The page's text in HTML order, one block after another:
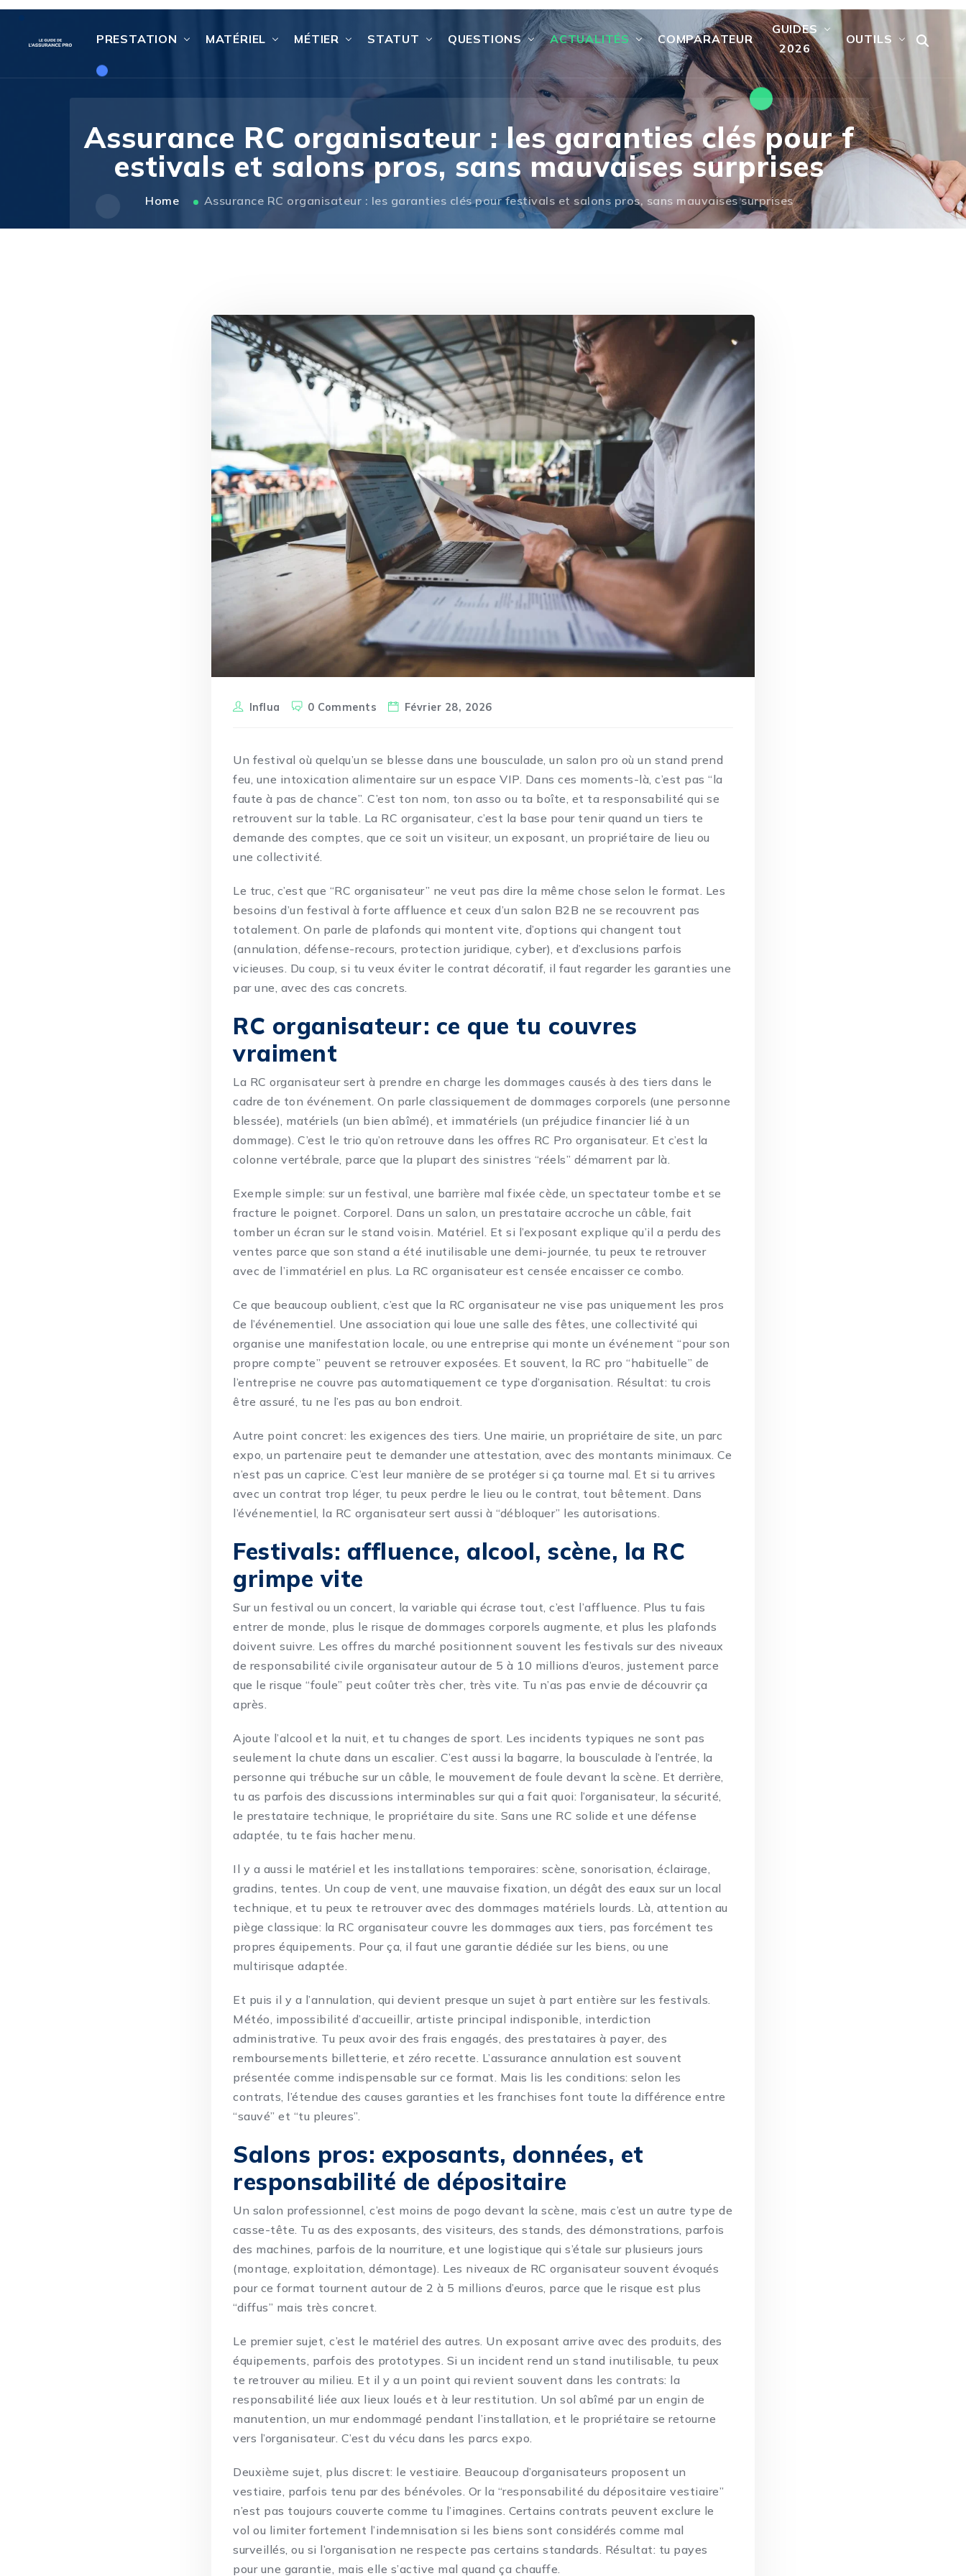
PRESTATION MATÉRIEL MÉTIER STATUT QUESTIONS ACTUALITÉS COMPARATEUR
GUIDES
2026
OUTILS
Assurance RC organisateur : les garanties clés pour f
estivals et salons pros, sans mauvaises surprises
Home Assurance RC organisateur : les garanties clés pour festivals et salons pros, sans mauvaises surprises
Influa 0 Comments Février 28, 2026
Un festival où quelqu’un se blesse dans une bousculade, un salon pro où un stand prend
feu, une intoxication alimentaire sur un espace VIP. Dans ces moments-là, c’est pas “la
faute à pas de chance”. C’est ton nom, ton asso ou ta boîte, et ta responsabilité qui se
retrouvent sur la table. La RC organisateur, c’est la base pour tenir quand un tiers te
demande des comptes, que ce soit un visiteur, un exposant, un propriétaire de lieu ou
une collectivité.
Le truc, c’est que “RC organisateur” ne veut pas dire la même chose selon le format. Les
besoins d’un festival à forte affluence et ceux d’un salon B2B ne se recouvrent pas
totalement. On parle de plafonds qui montent vite, d’options qui changent tout
(annulation, défense-recours, protection juridique, cyber), et d’exclusions parfois
vicieuses. Du coup, si tu veux éviter le contrat décoratif, il faut regarder les garanties une
par une, avec des cas concrets.
RC organisateur: ce que tu couvres
vraiment
La RC organisateur sert à prendre en charge les dommages causés à des tiers dans le
cadre de ton événement. On parle classiquement de dommages corporels (une personne
blessée), matériels (un bien abîmé), et immatériels (un préjudice financier lié à un
dommage). C’est le trio qu’on retrouve dans les offres RC Pro organisateur. Et c’est la
colonne vertébrale, parce que la plupart des sinistres “réels” démarrent par là.
Exemple simple: sur un festival, une barrière mal fixée cède, un spectateur tombe et se
fracture le poignet. Corporel. Dans un salon, un prestataire accroche un câble, fait
tomber un écran sur le stand voisin. Matériel. Et si l’exposant explique qu’il a perdu des
ventes parce que son stand a été inutilisable une demi-journée, tu peux te retrouver
avec de l’immatériel en plus. La RC organisateur est censée encaisser ce combo.
Ce que beaucoup oublient, c’est que la RC organisateur ne vise pas uniquement les pros
de l’événementiel. Une association qui loue une salle des fêtes, une collectivité qui
organise une manifestation locale, ou une entreprise qui monte un événement “pour son
propre compte” peuvent se retrouver exposées. Et souvent, la RC pro “habituelle” de
l’entreprise ne couvre pas automatiquement ce type d’organisation. Résultat: tu crois
être assuré, tu ne l’es pas au bon endroit.
Autre point concret: les exigences des tiers. Une mairie, un propriétaire de site, un parc
expo, un partenaire peut te demander une attestation, avec des montants minimaux. Ce
n’est pas un caprice. C’est leur manière de se protéger si ça tourne mal. Et si tu arrives
avec un contrat trop léger, tu peux perdre le lieu ou le contrat, tout bêtement. Dans
l’événementiel, la RC organisateur sert aussi à “débloquer” les autorisations.
Festivals: affluence, alcool, scène, la RC
grimpe vite
Sur un festival ou un concert, la variable qui écrase tout, c’est l’affluence. Plus tu fais
entrer de monde, plus le risque de dommages corporels augmente, et plus les plafonds
doivent suivre. Les offres du marché positionnent souvent les festivals sur des niveaux
de responsabilité civile organisateur autour de 5 à 10 millions d’euros, justement parce
que le risque “foule” peut coûter très cher, très vite. Tu n’as pas envie de découvrir ça
après.
Ajoute l’alcool et la nuit, et tu changes de sport. Les incidents typiques ne sont pas
seulement la chute dans un escalier. C’est aussi la bagarre, la bousculade à l’entrée, la
personne qui trébuche sur un câble, le mouvement de foule devant la scène. Et derrière,
tu as parfois des discussions interminables sur qui a fait quoi: l’organisateur, la sécurité,
le prestataire technique, le propriétaire du site. Sans une RC solide et une défense
adaptée, tu te fais hacher menu.
Il y a aussi le matériel et les installations temporaires: scène, sonorisation, éclairage,
gradins, tentes. Un coup de vent, une mauvaise fixation, un dégât des eaux sur un local
technique, et tu peux te retrouver avec des dommages matériels lourds. Là, attention au
piège classique: la RC organisateur couvre les dommages aux tiers, pas forcément tes
propres équipements. Pour ça, il faut une garantie dédiée sur les biens, ou une
multirisque adaptée.
Et puis il y a l’annulation, qui devient presque un sujet à part entière sur les festivals.
Météo, impossibilité d’accueillir, artiste principal indisponible, interdiction
administrative. Tu peux avoir des frais engagés, des prestataires à payer, des
remboursements billetterie, et zéro recette. L’assurance annulation est souvent
présentée comme indispensable sur ce format. Mais lis les conditions: selon les
contrats, l’étendue des causes garanties et les franchises font toute la différence entre
“sauvé” et “tu pleures”.
Salons pros: exposants, données, et
responsabilité de dépositaire
Un salon professionnel, c’est moins de pogo devant la scène, mais c’est un autre type de
casse-tête. Tu as des exposants, des visiteurs, des stands, des démonstrations, parfois
des machines, parfois de la nourriture, et une logistique qui s’étale sur plusieurs jours
(montage, exploitation, démontage). Les niveaux de RC organisateur souvent évoqués
pour ce format tournent autour de 2 à 5 millions d’euros, parce que le risque est plus
“diffus” mais très concret.
Le premier sujet, c’est le matériel des autres. Un exposant arrive avec des produits, des
équipements, parfois des prototypes. Si un incident rend un stand inutilisable, tu peux
te retrouver au milieu. Et il y a un point qui revient souvent dans les contrats: la
responsabilité liée aux lieux loués et à leur restitution. Un sol abîmé par un engin de
manutention, un mur endommagé pendant l’installation, et le propriétaire se retourne
vers l’organisateur. C’est du vécu dans les parcs expo.
Deuxième sujet, plus discret: le vestiaire. Beaucoup d’organisateurs proposent un
vestiaire, parfois tenu par des bénévoles. Or la “responsabilité du dépositaire vestiaire”
n’est pas toujours couverte comme tu l’imagines. Certains contrats peuvent exclure le
vol ou limiter fortement l’indemnisation si les biens sont considérés comme mal
surveillés, ou si l’organisation ne respecte pas certains standards. Résultat: tu payes
pour une garantie, mais elle s’active mal quand ça chauffe.